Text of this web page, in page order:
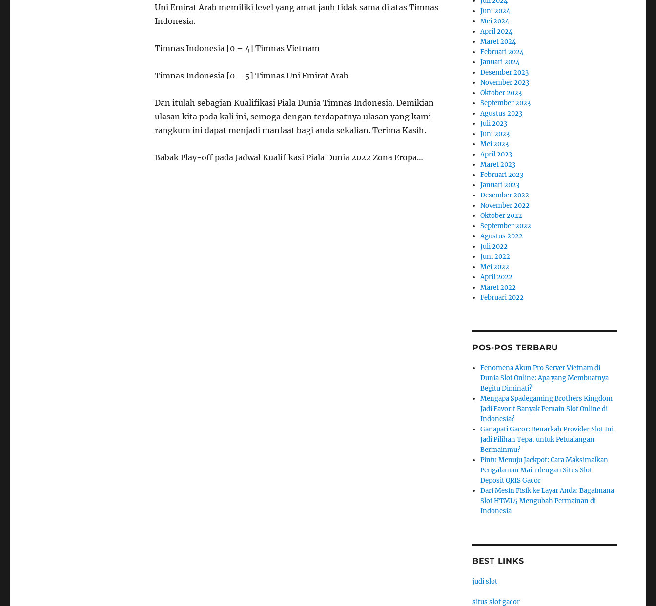
Uni Emirat Arab memiliki level yang amat jauh tidak sama di atas Timnas
Indonesia.
Timnas Indonesia [0 – 4] Timnas Vietnam
Timnas Indonesia [0 – 5] Timnas Uni Emirat Arab
Dan itulah sebagian Kualifikasi Piala Dunia Timnas Indonesia. Demikian
ulasan kita pada kali ini, semoga dengan terdapatnya ulasan yang kami
rangkum ini dapat menjadi manfaat bagi anda sekalian. Terima Kasih.
Babak Play-off pada Jadwal Kualifikasi Piala Dunia 2022 Zona Eropa…
Juni 2024
Mei 2024
April 2024
Maret 2024
Februari 2024
Januari 2024
Desember 2023
November 2023
Oktober 2023
September 2023
Agustus 2023
Juli 2023
Juni 2023
Mei 2023
April 2023
Maret 2023
Februari 2023
Januari 2023
Desember 2022
November 2022
Oktober 2022
September 2022
Agustus 2022
Juli 2022
Juni 2022
Mei 2022
April 2022
Maret 2022
Februari 2022
POS-POS TERBARU
Fenomena Akun Pro Server Vietnam di
Dunia Slot Online: Apa yang Membuatnya
Begitu Diminati?
Mengapa Spadegaming Brothers Kingdom
Jadi Favorit Banyak Pemain Slot Online di
Indonesia?
Ganapati Gacor: Benarkah Provider Slot Ini
Jadi Pilihan Tepat untuk Petualangan
Bermainmu?
Pintu Menuju Jackpot: Cara Maksimalkan
Pengalaman Main dengan Situs Slot
Deposit QRIS Gacor
Dari Mesin Fisik ke Layar Anda: Bagaimana
Slot HTML5 Mengubah Permainan di
Indonesia
BEST LINKS
judi slot
situs slot gacor